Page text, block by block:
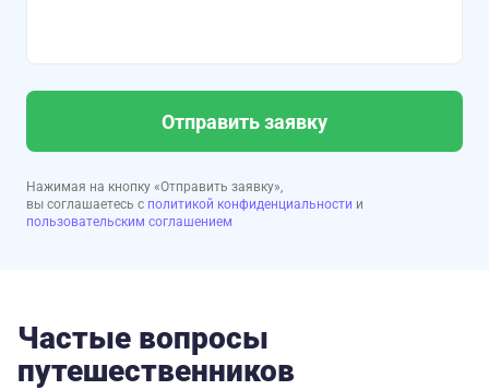
Отправить заявку
Нажимая на кнопку «Отправить заявку»,
вы соглашаетесь с политикой конфиденциальности и
пользовательским соглашением
Частые вопросы
путешественников